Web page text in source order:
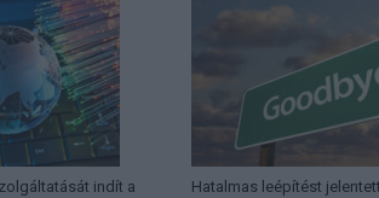
indít a
Hatalmas leépítést